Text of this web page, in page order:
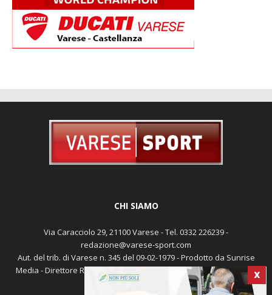
X
CHI SIAMO
Via Caracciolo 29, 21100 Varese - Tel. 0332 226239 -
redazione@varese-sport.com
Aut. del trib. di Varese n. 345 del 09-02-1979 - Prodotto da Sunrise
Media - Direttore Responsabile: Michele Marocco -Cookie policy
Pubblicità